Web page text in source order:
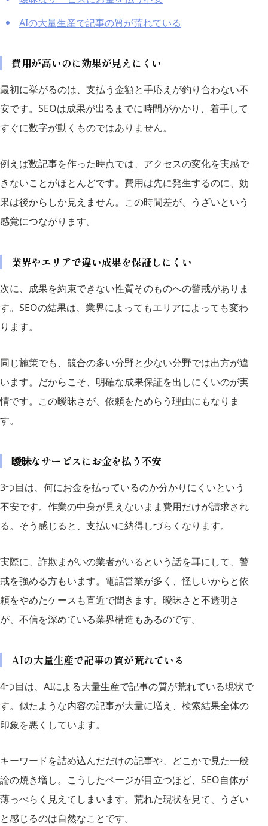
AIの大量生産で記事の質が荒れている
費用が高いのに効果が見えにくい
最初に挙がるのは、支払う金額と手応えが釣り合わない不
安です。SEOは成果が出るまでに時間がかかり、着手して
すぐに数字が動くものではありません。
例えば数記事を作った時点では、アクセスの変化を実感で
きないことがほとんどです。費用は先に発生するのに、効
果は後からしか見えません。この時間差が、うざいという
感覚につながります。
業界やエリアで違い成果を保証しにくい
次に、成果を約束できない性質そのものへの警戒がありま
す。SEOの結果は、業界によってもエリアによっても変わ
ります。
同じ施策でも、競合の多い分野と少ない分野では出方が違
います。だからこそ、明確な成果保証を出しにくいのが実
情です。この曖昧さが、依頼をためらう理由にもなりま
す。
曖昧なサービスにお金を払う不安
3つ目は、何にお金を払っているのか分かりにくいという
不安です。作業の中身が見えないまま費用だけが請求され
る。そう感じると、支払いに納得しづらくなります。
実際に、詐欺まがいの業者がいるという話を耳にして、警
戒を強める方もいます。電話営業が多く、怪しいからと依
頼をやめたケースも直近で聞きます。曖昧さと不透明さ
が、不信を深めている業界構造もあるのです。
AIの大量生産で記事の質が荒れている
4つ目は、AIによる大量生産で記事の質が荒れている現状で
す。似たような内容の記事が大量に増え、検索結果全体の
印象を悪くしています。
キーワードを詰め込んだだけの記事や、どこかで見た一般
論の焼き増し。こうしたページが目立つほど、SEO自体が
薄っぺらく見えてしまいます。荒れた現状を見て、うざい
と感じるのは自然なことです。